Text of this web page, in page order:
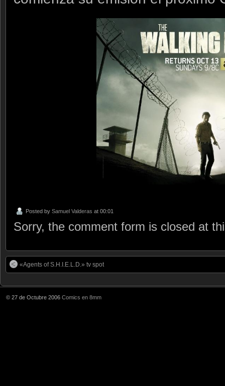
Posted by Samuel Valderas at 00:01
Sorry, the comment form is closed at
«Agents of S.H.I.E.L.D.» tv spot
© 27 de Octubre 2006 Comics en 8mm